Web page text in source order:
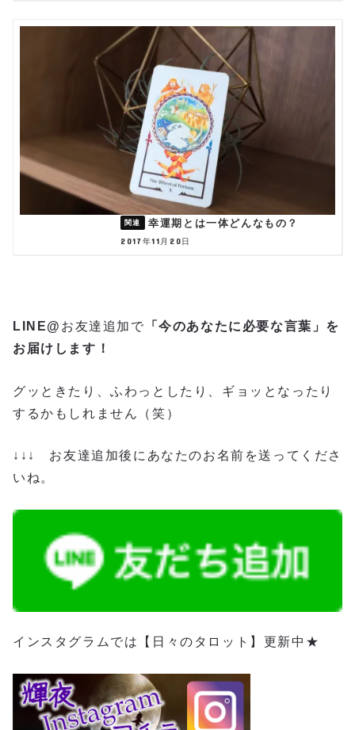
幸運期とは一体どんなもの？
2017年11月20日
LINE@ お友達追加で 「今のあなたに必要な言葉」 を
お届けします！
グッときたり、ふわっとしたり、ギョッとなったり
するかもしれません（笑）
↓↓↓ お友達追加後にあなたのお名前を送ってくださ
いね。
インスタグラムでは【日々のタロット】更新中★